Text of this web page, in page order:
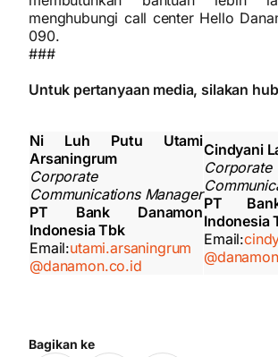
Bagikan ke
menghubungi call center Hello
090.
###
Untuk pertanyaan media, silakan
Ni Luh Putu Utami
Arsaningrum
Corporate
Communications Manager
PT Bank Danamon
Indonesia Tbk
Email:utami.arsaningrum
@danamon.co.id
Cindyani
Corporate
PT
Indonesia
Email: